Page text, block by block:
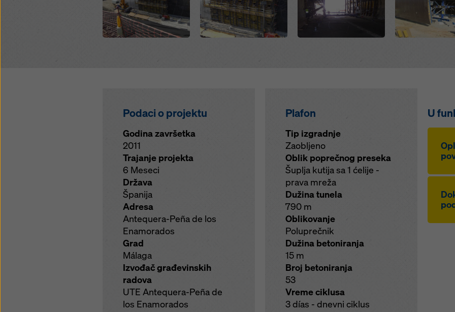
Podaci o projektu
Godina završetka
2011
Trajanje projekta
6 Meseci
Država
Španija
Adresa
Antequera-Peña de los
Enamorados
Grad
Málaga
Izvođač građevinskih
radova
UTE Antequera-Peña de
los Enamorados
Plafon
Tip izgradnje
Zaobljeno
Oblik poprečnog preseka
Šuplja kutija sa 1 ćelije -
prava mreža
Dužina tunela
790 m
Oblikovanje
Poluprečnik
Dužina betoniranja
15 m
Broj betoniranja
53
Vreme ciklusa
3 días - dnevni ciklus
U